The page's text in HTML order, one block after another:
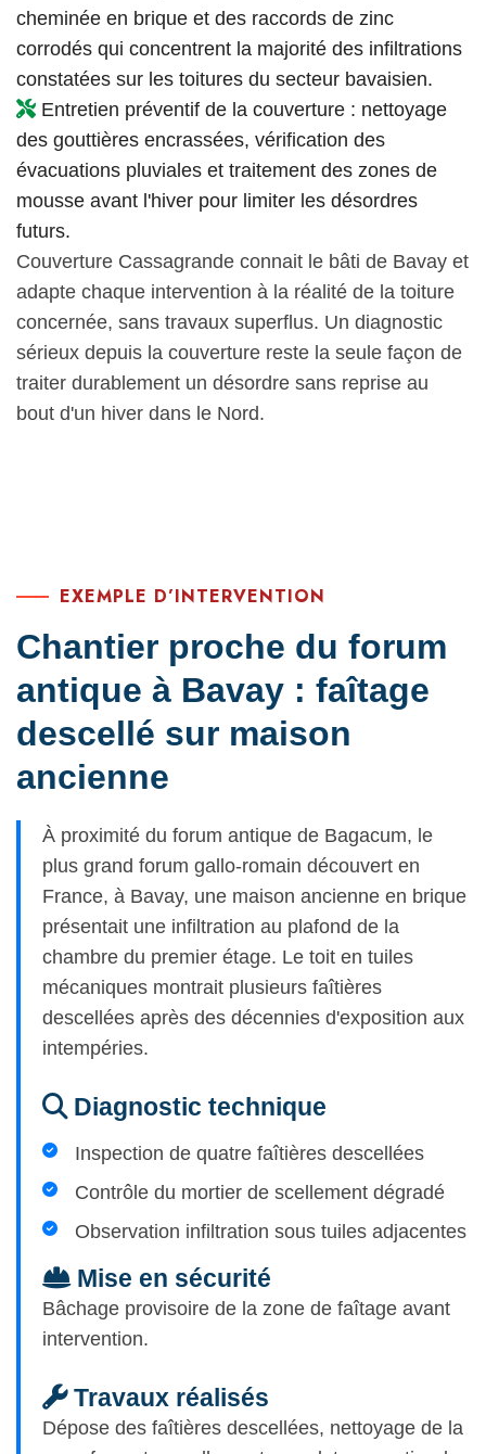
cheminée en brique et des raccords de zinc
corrodés qui concentrent la majorité des infiltrations
constatées sur les toitures du secteur bavaisien.
Entretien préventif de la couverture : nettoyage
des gouttières encrassées, vérification des
évacuations pluviales et traitement des zones de
mousse avant l'hiver pour limiter les désordres
futurs.
Couverture Cassagrande connait le bâti de Bavay et
adapte chaque intervention à la réalité de la toiture
concernée, sans travaux superflus. Un diagnostic
sérieux depuis la couverture reste la seule façon de
traiter durablement un désordre sans reprise au
bout d'un hiver dans le Nord.
EXEMPLE D’INTERVENTION
Chantier proche du forum
antique à Bavay : faîtage
descellé sur maison
ancienne
À proximité du forum antique de Bagacum, le
plus grand forum gallo-romain découvert en
France, à Bavay, une maison ancienne en brique
présentait une infiltration au plafond de la
chambre du premier étage. Le toit en tuiles
mécaniques montrait plusieurs faîtières
descellées après des décennies d'exposition aux
intempéries.
Diagnostic technique
Inspection de quatre faîtières descellées
Contrôle du mortier de scellement dégradé
Observation infiltration sous tuiles adjacentes
Mise en sécurité
Bâchage provisoire de la zone de faîtage avant
intervention.
Travaux réalisés
Dépose des faîtières descellées, nettoyage de la